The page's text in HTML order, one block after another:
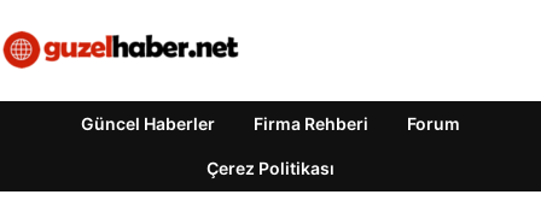
Güncel Haberler Firma Rehberi Forum
Çerez Politikası